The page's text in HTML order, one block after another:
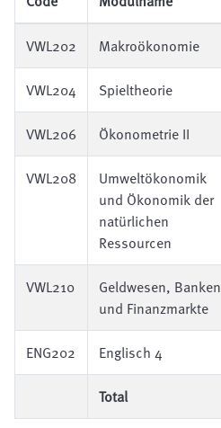
VWL202 Makroökonomie
VWL204 Spieltheorie
VWL206 Ökonometrie II
VWL208
Umweltökonomik
und Ökonomik der
natürlichen
Ressourcen
VWL210
Geldwesen, Banken
und Finanzmarkte
ENG202 Englisch 4
Total